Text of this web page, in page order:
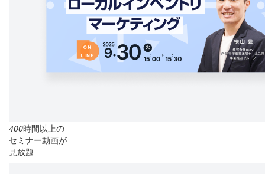
400時間以上の
セミナー動画が
見放題